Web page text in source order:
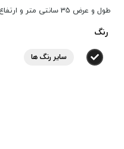
طول و عرض 35 سانتی متر و ارتفاع 46 سانتی متر
رنگ
سایر رنگ ها